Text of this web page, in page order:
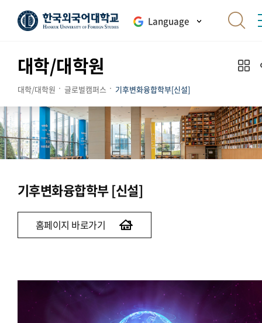
Language
대학/대학원
대학/대학원 글로벌캠퍼스 기후변화융합학부[신설]
기후변화융합학부 [신설]
홈페이지 바로가기